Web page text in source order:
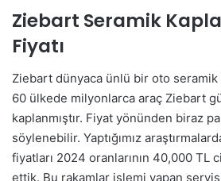
Ziebart Seramik
Fiyatı
Ziebart dünyaca ünlü bir oto seramik
60 ülkede milyonlarca araç Ziebart
kaplanmıştır. Fiyat yönünden biraz
söylenebilir. Yaptığımız
fiyatları 2024 oranlarının 40,000 TL
ettik. Bu rakamlar işlemi yapan